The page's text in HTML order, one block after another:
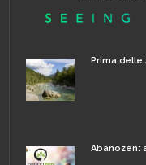
Prima delle
Abanozen: